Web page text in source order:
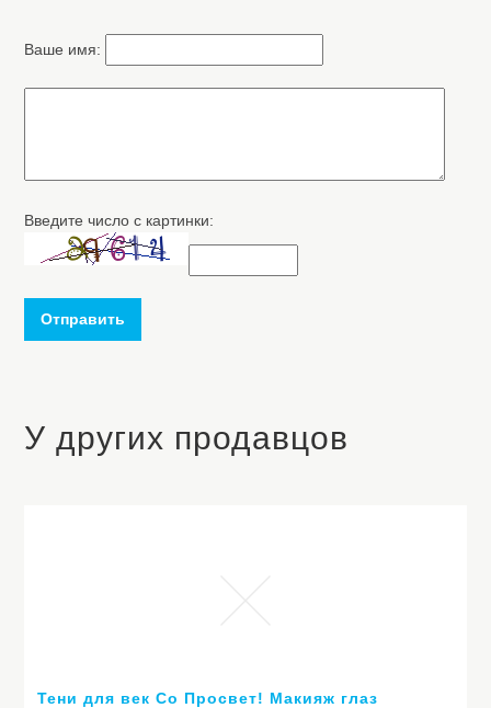
Ваше имя:
Введите число с картинки:
Отправить
У других продавцов
Тени для век Со Просвет! Макияж глаз